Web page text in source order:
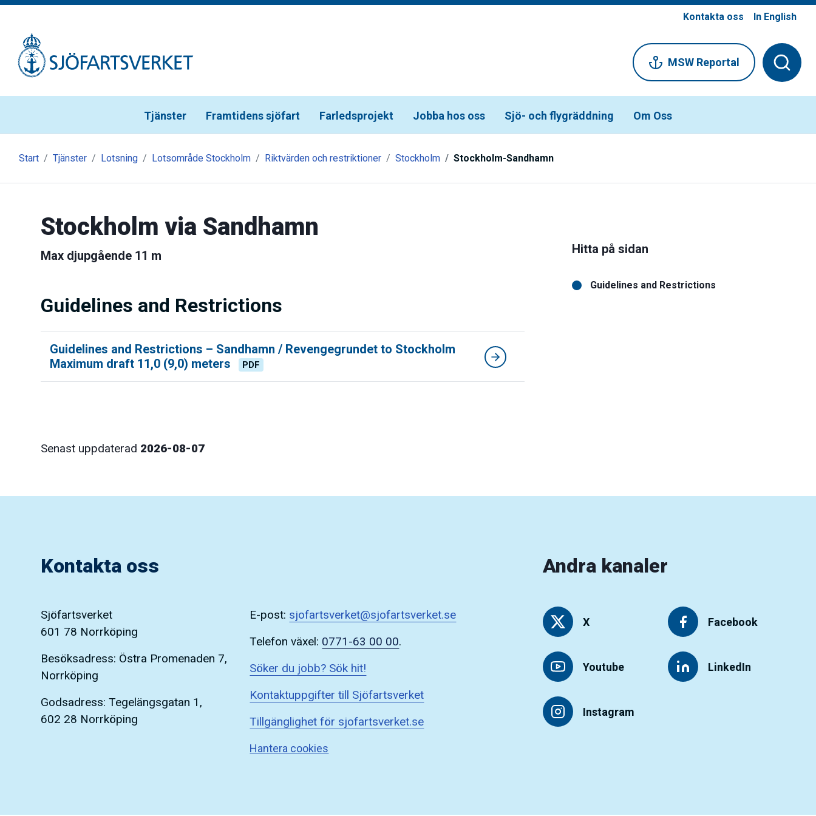
Kontakta oss In English
Tjänster Framtidens sjöfart Farledsprojekt Jobba hos oss Sjö- och flygräddning Om Oss
MSW Reportal
Start Tjänster Lotsning Lotsområde Stockholm Riktvärden och restriktioner Stockholm Stockholm-Sandhamn
Hitta på sidan
Guidelines and Restrictions
Stockholm via Sandhamn
Max djupgående 11 m
Guidelines and Restrictions
Guidelines and Restrictions – Sandhamn / Revengegrundet to Stockholm
Maximum draft 11,0 (9,0) meters
PDF
Senast uppdaterad 2026-08-07
Kontakta oss
Sjöfartsverket
601 78 Norrköping
Besöksadress: Östra Promenaden 7,
Norrköping
Godsadress: Tegelängsgatan 1,
602 28 Norrköping
E-post: sjofartsverket@sjofartsverket.se
Telefon växel: 0771-63 00 00.
Söker du jobb? Sök hit!
Kontaktuppgifter till Sjöfartsverket
Tillgänglighet för sjofartsverket.se
Hantera cookies
Andra kanaler
X
Youtube
Instagram
Facebook
LinkedIn